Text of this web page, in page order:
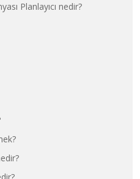
Planlayıcı nedir?